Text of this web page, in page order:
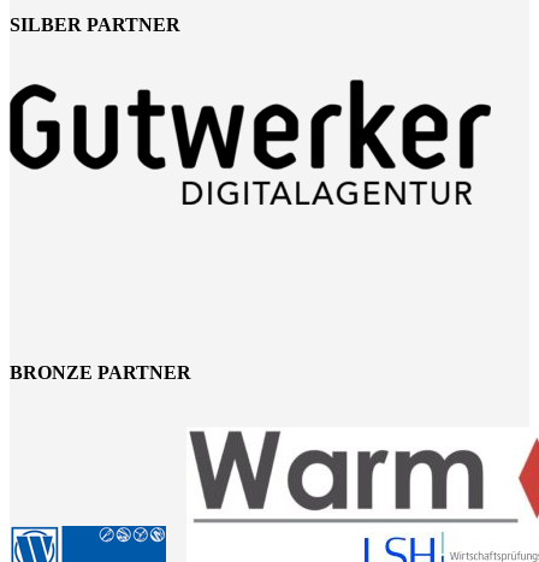
SILBER PARTNER
BRONZE PARTNER